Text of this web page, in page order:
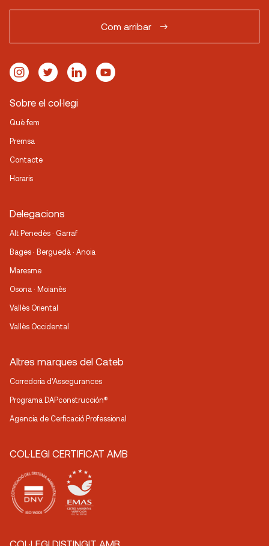
Com arribar
Sobre el col·legi
Què fem
Premsa
Contacte
Horaris
Delegacions
Alt Penedès · Garraf
Bages · Berguedà · Anoia
Maresme
Osona · Moianès
Vallès Oriental
Vallès Occidental
Altres marques del Cateb
Corredoria d’Assegurances
Programa DAPconstrucción®
Agencia de Cerficació Professional
COL·LEGI CERTIFICAT AMB
COL·LEGI DISTINGIT AMB